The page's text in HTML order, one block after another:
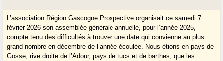
L’association Région Gascogne Prospective organisait ce samedi 7
février 2026 son assemblée générale annuelle, pour l’année 2025,
compte tenu des difficultés à trouver une date qui convienne au plus
grand nombre en décembre de l’année écoulée. Nous étions en pays de
Gosse, rive droite de l’Adour, pays de tucs et de barthes, que les